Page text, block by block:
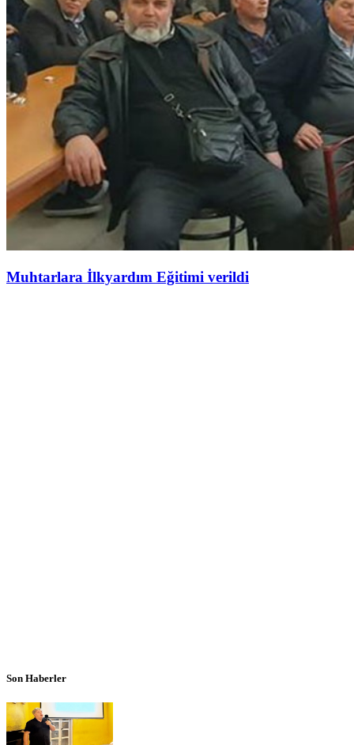
Muhtarlara İlkyardım Eğitimi verildi
Son Haberler